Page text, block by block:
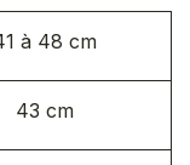
à 48 cm
43 cm